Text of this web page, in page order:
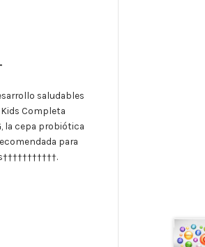
saludables
Completa
la cepa probiótica
para